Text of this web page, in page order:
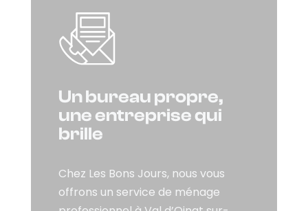
Un bureau propre,
une entreprise qui
brille
Chez Les Bons Jours, nous vous
offrons un service de ménage